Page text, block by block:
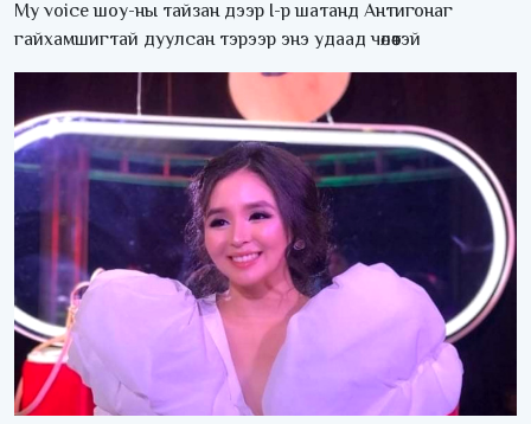
My voice шоу-ны тайзан дээр I-р шатанд Антигонаг
гайхамшигтай дуулсан тэрээр энэ удаад чөлөөтэй